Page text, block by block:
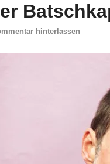
hinterlassen